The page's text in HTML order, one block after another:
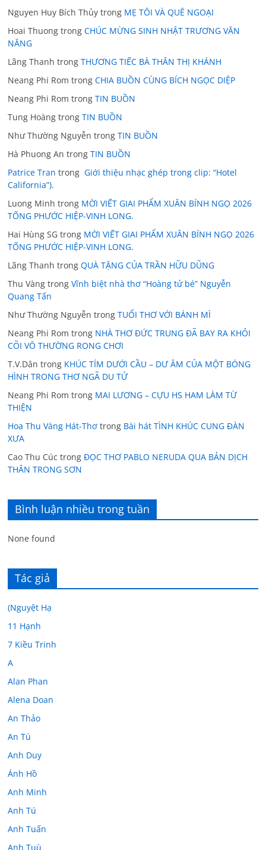
Nguyen Huy Bích Thủy trong MẸ TÔI VÀ QUÊ NGOẠI
Hoai Thuong trongCHÚC MỪNG SINH NHẬT TRƯƠNG VĂN
NĂNG
Lãng Thanh trongTHƯƠNG TIẾC BÀ THÂN THỊ KHÁNH
Neang Phi Rom trongCHIA BUỒN CÙNG BÍCH NGỌC DIỆP
Neang Phi Rom trongTIN BUỒN
Tung Hoàng trongTIN BUỒN
Như Thường Nguyễn trongTIN BUỒN
Hà Phuong An trongTIN BUỒN
Patrice Tran trong Giới thiệu nhạc ghép trong clip: “Hotel
California”).
Luong Minh trong MỜI VIẾT GIAI PHẨM XUÂN BÍNH NGỌ 2026
TỐNG PHƯỚC HIỆP-VINH LONG.
Hai Hùng SG trong MỜI VIẾT GIAI PHẨM XUÂN BÍNH NGỌ 2026
TỐNG PHƯỚC HIỆP-VINH LONG.
Lãng Thanh trongQUÀ TẶNG CỦA TRẦN HỮU DŨNG
Thu Vàng trongVĩnh biệt nhà thơ “Hoàng tử bé” Nguyễn
Quang Tấn
Như Thường Nguyễn trongTUỔI THƠ VỚI BÁNH MÌ
Neang Phi Rom trong NHÀ THƠ ĐỨC TRUNG ĐÃ BAY RA KHỎI
CÕI VÔ THƯỜNG RONG CHƠI
T.V.Dân trong KHÚC TÍM DƯỚI CẦU – DƯ ÂM CỦA MỘT BÓNG
HÌNH TRONG THƠ NGÃ DU TỬ
Neang Phi Rom trong MAI LƯƠNG – CỰU HS HAM LÀM TỪ
THIỆN
Hoa Thu Vàng Hát-Thơ trong Bài hát TÌNH KHÚC CUNG ĐÀN
XƯA
Cao Thu Cúc trongĐỌC THƠ PABLO NERUDA QUA BẢN DỊCH
THÂN TRONG SƠN
Bình luận nhiều trong tuần
None found
Tác giả
(Nguyệt Hạ
11 Hạnh
7 Kiều Trinh
A
Alan Phan
Alena Doan
An Thảo
An Tú
Anh Duy
Ánh Hồ
Anh Minh
Anh Tú
Anh Tuấn
Anh Tuù